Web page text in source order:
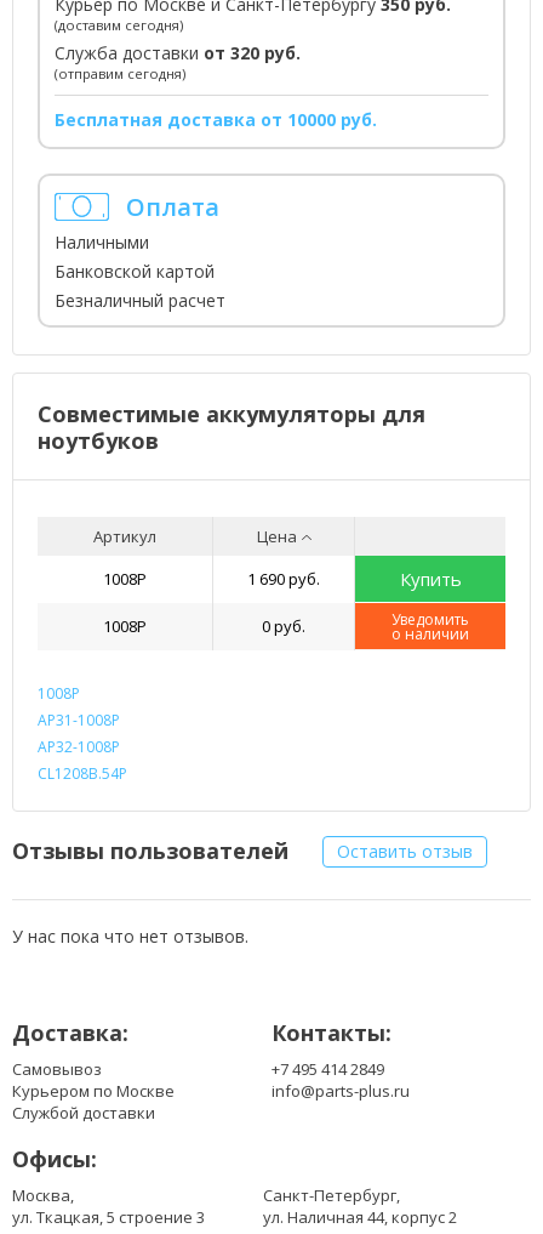
(доставим сегодня)
Служба доставки от 320 руб.
(отправим сегодня)
Бесплатная доставка от 10000 руб.
Оплата
Наличными
Банковской картой
Безналичный расчет
Совместимые аккумуляторы для
ноутбуков
Артикул
Цена
1008P
1 690 руб. Купить
1008P 0 руб. Уведомить
о наличии
1008P
AP31-1008P
AP32-1008P
CL1208B.54P
Отзывы пользователей Оставить отзыв
У нас пока что нет отзывов.
Доставка:
Самовывоз
Курьером по Москве
Службой доставки
Контакты:
+7 495 414 2849
info@parts-plus.ru
Офисы:
Москва,
ул. Ткацкая, 5 строение 3
Санкт-Петербург,
ул. Наличная 44, корпус 2